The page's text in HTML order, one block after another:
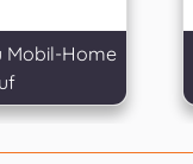
Mobil-Home